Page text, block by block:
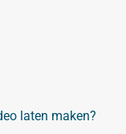
laten maken?